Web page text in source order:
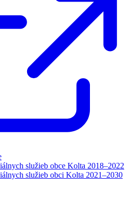
služieb obce Kolta 2018–2022
služieb obci Kolta 2021–2030